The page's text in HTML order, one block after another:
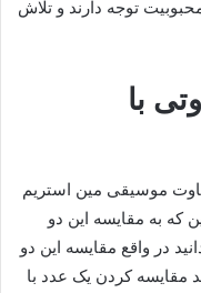
توجه دارند و تلاش
با
موسیقی مین استریم
که به مقایسه این دو
در واقع مقایسه این دو
مقایسه کردن یک عدد با